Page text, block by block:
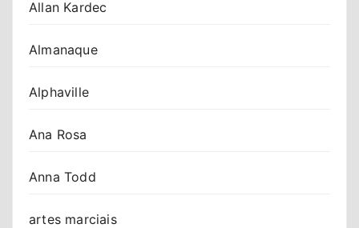
Allan Kardec
Almanaque
Alphaville
Ana Rosa
Anna Todd
artes marciais